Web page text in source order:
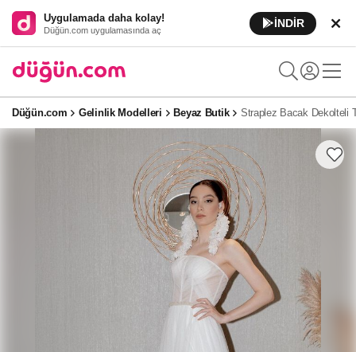
Uygulamada daha kolay!
Düğün.com uygulamasında aç
İNDİR
Düğün.com Gelinlik Modelleri Beyaz Butik Straplez Bacak Dekolteli